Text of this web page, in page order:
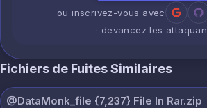
ou inscrivez-vous avec
· devancez les
Fichiers de Fuites Similaires
@DataMonk_file {7,237} File In Rar.zip